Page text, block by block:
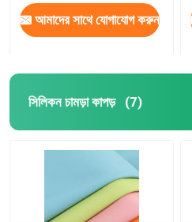
আমাদের সাথে যোগাযোগ করুন
সিলিকন চামড়া কাপড় (7)